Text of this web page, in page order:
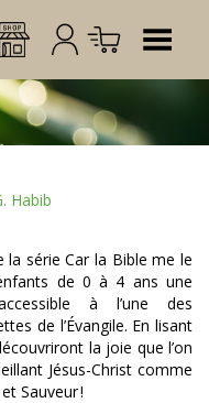
Quantité
Habib
la série Car la Bible me le
de 0 à 4 ans une
à l’une des
de l’Évangile. En lisant
la joie que l’on
Jésus-Christ comme
Sauveur !